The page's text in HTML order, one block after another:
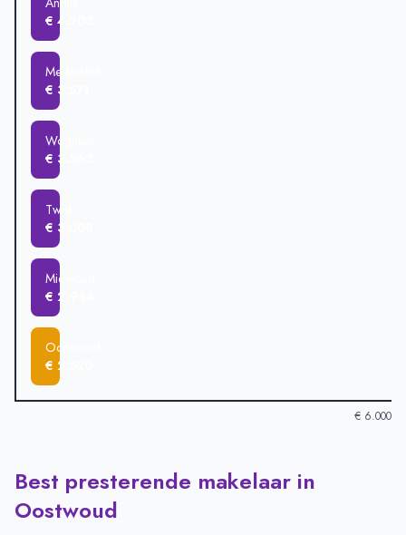
€ 4.203
Medemblik
€ 3.571
Wognum
€ 3.563
Twisk
€ 3.008
Midwoud
€ 2.944
Oostwoud
€ 2.520
€ 6.000
Verkoopprijzen in andere plaatsen per m2-Afgelopen 3
Plaats
Hoorn
Best presterende makelaar in
Oostwoud